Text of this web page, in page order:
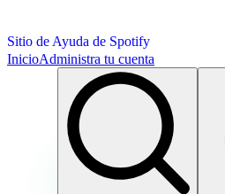
Sitio de Ayuda de Spotify
InicioAdministra tu cuenta